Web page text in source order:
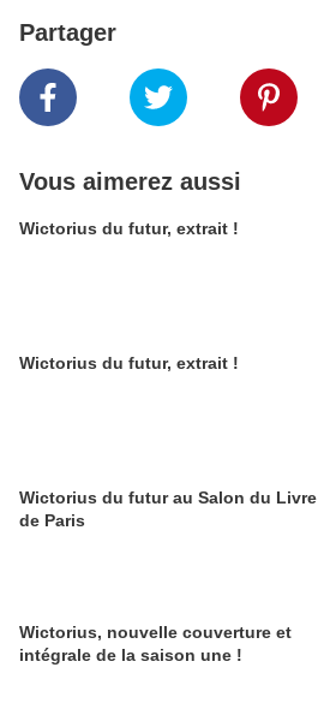
Partager
Vous aimerez aussi
Wictorius du futur, extrait !
Wictorius du futur, extrait !
Wictorius du futur au Salon du Livre
de Paris
Wictorius, nouvelle couverture et
intégrale de la saison une !